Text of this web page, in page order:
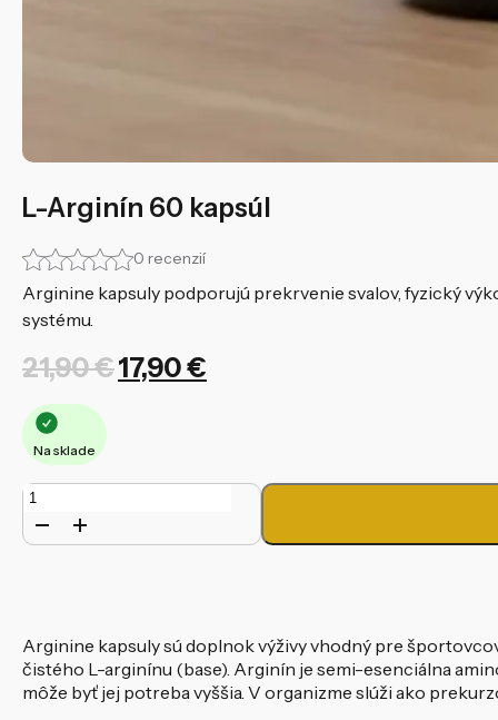
L-Arginín 60 kapsúl
0 recenzií
Arginine kapsuly podporujú prekrvenie svalov, fyzický
systému.
21,90€Pôvodná
17,90€
Na sklade
množstvo
Arginín
Arginine kapsuly sú doplnok výživy vhodný pre
čistého L-arginínu (base). Arginín je semi-esenciálna
môže byť jej potreba vyššia. V organizme slúži ako